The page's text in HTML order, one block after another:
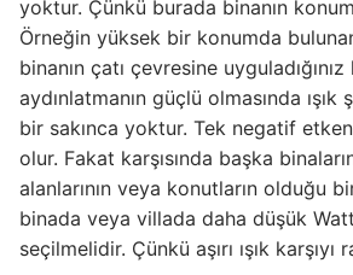
yoktur. Çünkü burada binanın
Örneğin yüksek bir konumda
binanın çatı çevresine
aydınlatmanın güçlü olmasında ışık
bir sakınca yoktur. Tek negatif
olur. Fakat karşısında başka
alanlarının veya konutların olduğu
binada veya villada daha düşük
seçilmelidir. Çünkü aşırı ışık karşıyı